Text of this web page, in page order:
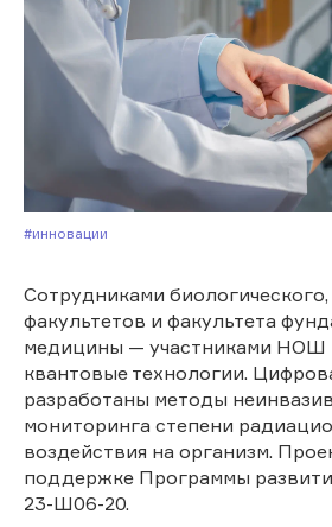
#Инновации
Сотрудниками биологического,
факультетов и факультета
медицины — участниками
квантовые технологии.
разработаны методы
мониторинга степени
воздействия на организм.
поддержке Программы
23-Ш06-20.